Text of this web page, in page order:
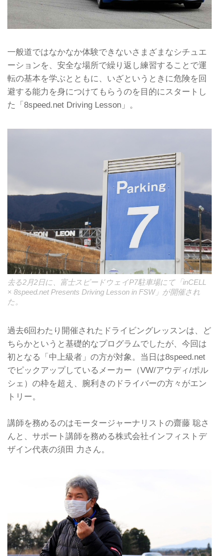
一般道ではなかなか体験できないさまざまなシチュエ
ーションを、安全な場所で繰り返し練習することで運
転の基本を学ぶとともに、いざというときに危険を回
避する能力を身につけてもらうのを目的にスタートし
た「8speed.net Driving Lesson」。
去る2月2日に、富士スピードウェイP7駐車場にて「inCELL
× 8speed.net Presents Driving Lesson in FSW」が開催され
た。
過去6回わたり開催されたドライビングレッスンは、ど
ちらかというと基礎的なプログラムでしたが、今回は
初となる「中上級者」の方が対象。当日は8speed.net
でピックアップしているメーカー（VW/アウディ/ポル
シェ）の枠を超え、腕利きのドライバーの方々がエン
トリー。
講師を務めるのはモータージャーナリストの齋藤 聡さ
んと、サポート講師を務める株式会社インフィストデ
ザイン代表の須田 力さん。